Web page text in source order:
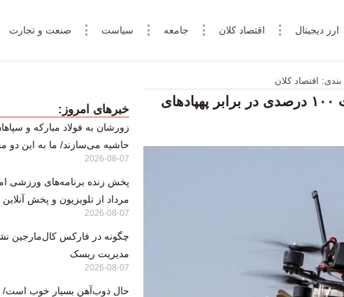
ارز دیجیتال اقتصاد کلان جامعه سیاست صنعت و تجارت
اقتصاد کلان
اعتراف نظامیان اسرائیلی: هیچ محافظت ۱۰۰ درصدی در برابر پهپادهای
خبرهای امروز:
زورشان به فولاد مبارکه و
حاشیه می‌سازند/ ما به این دو
2026-08-07
مرداد از تلویزیون و پخش آنلاین
2026-08-07
مدیریت ریسک
2026-08-07
حال ذوب‌آهن بسیار خوب است/